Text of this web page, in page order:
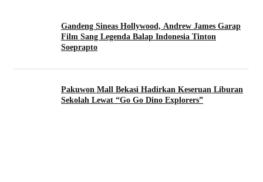
Gandeng Sineas Hollywood, Andrew James Garap
Film Sang Legenda Balap Indonesia Tinton
Soeprapto
Pakuwon Mall Bekasi Hadirkan Keseruan Liburan
Sekolah Lewat “Go Go Dino Explorers”